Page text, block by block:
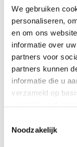
We gebruiken
personaliseren,
en om ons
informatie over
partners voor
partners kunnen
informatie die u
verzameld op
Noodzakelijk
in de Coöperatieve
leven is verbonden
verenigingen,